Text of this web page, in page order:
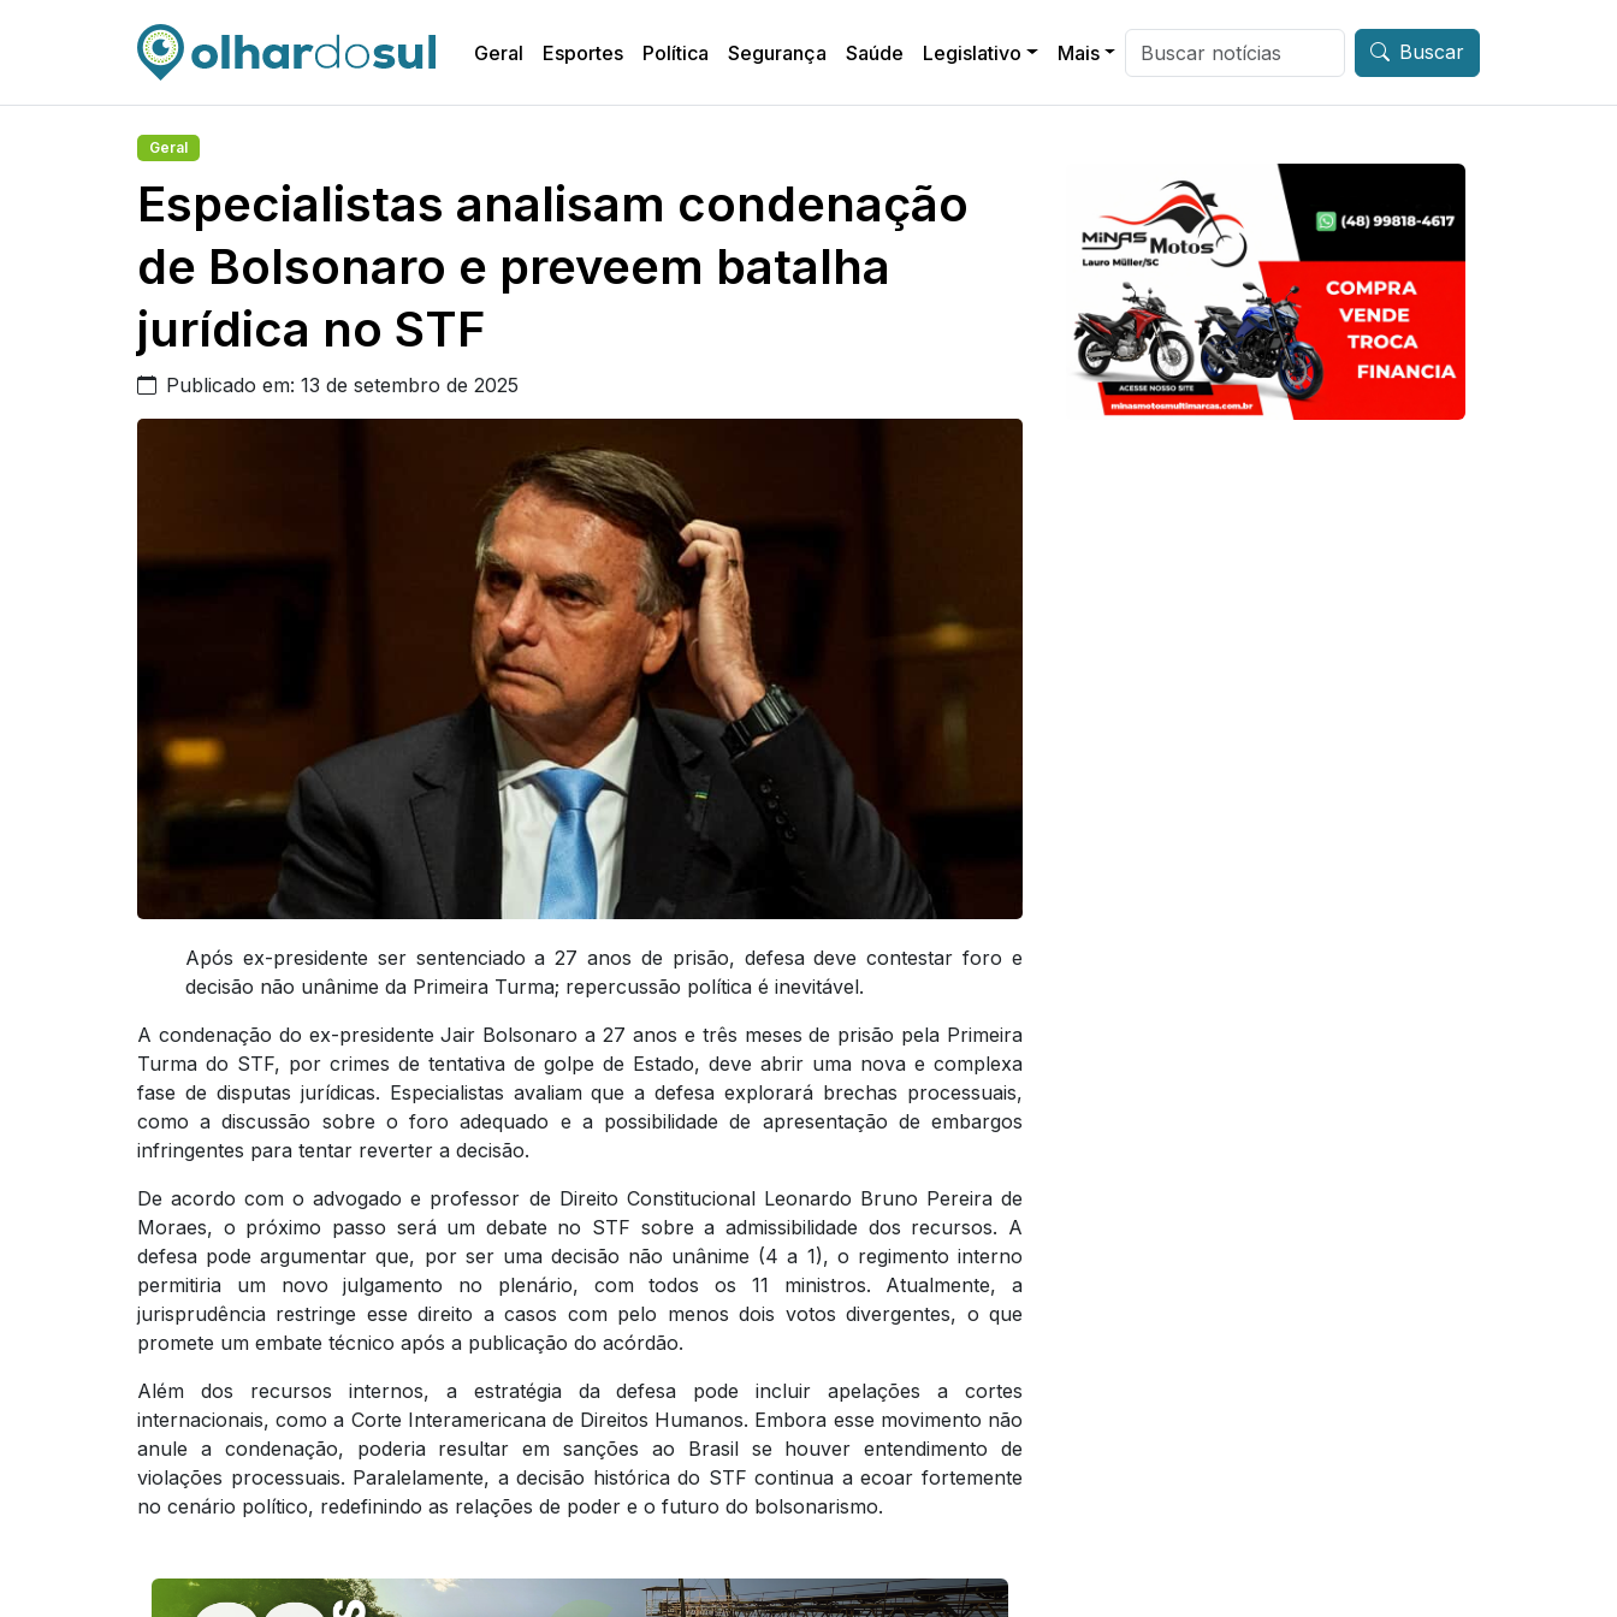
Geral Esportes Política Segurança Saúde Legislativo Mais Buscar
Geral
Especialistas analisam condenação
de Bolsonaro e preveem batalha
jurídica no STF
Publicado em: 13 de setembro de 2025
Após ex-presidente ser sentenciado a 27 anos de prisão, defesa deve contestar foro e
decisão não unânime da Primeira Turma; repercussão política é inevitável.
A condenação do ex-presidente Jair Bolsonaro a 27 anos e três meses de prisão pela Primeira
Turma do STF, por crimes de tentativa de golpe de Estado, deve abrir uma nova e complexa
fase de disputas jurídicas. Especialistas avaliam que a defesa explorará brechas processuais,
como a discussão sobre o foro adequado e a possibilidade de apresentação de embargos
infringentes para tentar reverter a decisão.
De acordo com o advogado e professor de Direito Constitucional Leonardo Bruno Pereira de
Moraes, o próximo passo será um debate no STF sobre a admissibilidade dos recursos. A
defesa pode argumentar que, por ser uma decisão não unânime (4 a 1), o regimento interno
permitiria um novo julgamento no plenário, com todos os 11 ministros. Atualmente, a
jurisprudência restringe esse direito a casos com pelo menos dois votos divergentes, o que
promete um embate técnico após a publicação do acórdão.
Além dos recursos internos, a estratégia da defesa pode incluir apelações a cortes
internacionais, como a Corte Interamericana de Direitos Humanos. Embora esse movimento não
anule a condenação, poderia resultar em sanções ao Brasil se houver entendimento de
violações processuais. Paralelamente, a decisão histórica do STF continua a ecoar fortemente
no cenário político, redefinindo as relações de poder e o futuro do bolsonarismo.